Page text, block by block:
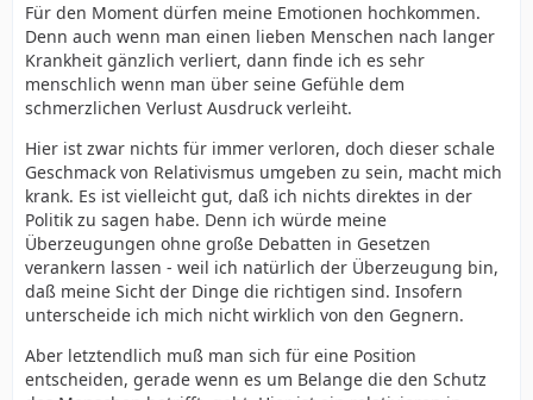
Für den Moment dürfen meine Emotionen hochkommen.
Denn auch wenn man einen lieben Menschen nach langer
Krankheit gänzlich verliert, dann finde ich es sehr
menschlich wenn man über seine Gefühle dem
schmerzlichen Verlust Ausdruck verleiht.
Hier ist zwar nichts für immer verloren, doch dieser schale
Geschmack von Relativismus umgeben zu sein, macht mich
krank. Es ist vielleicht gut, daß ich nichts direktes in der
Politik zu sagen habe. Denn ich würde meine
Überzeugungen ohne große Debatten in Gesetzen
verankern lassen - weil ich natürlich der Überzeugung bin,
daß meine Sicht der Dinge die richtigen sind. Insofern
unterscheide ich mich nicht wirklich von den Gegnern.
Aber letztendlich muß man sich für eine Position
entscheiden, gerade wenn es um Belange die den Schutz